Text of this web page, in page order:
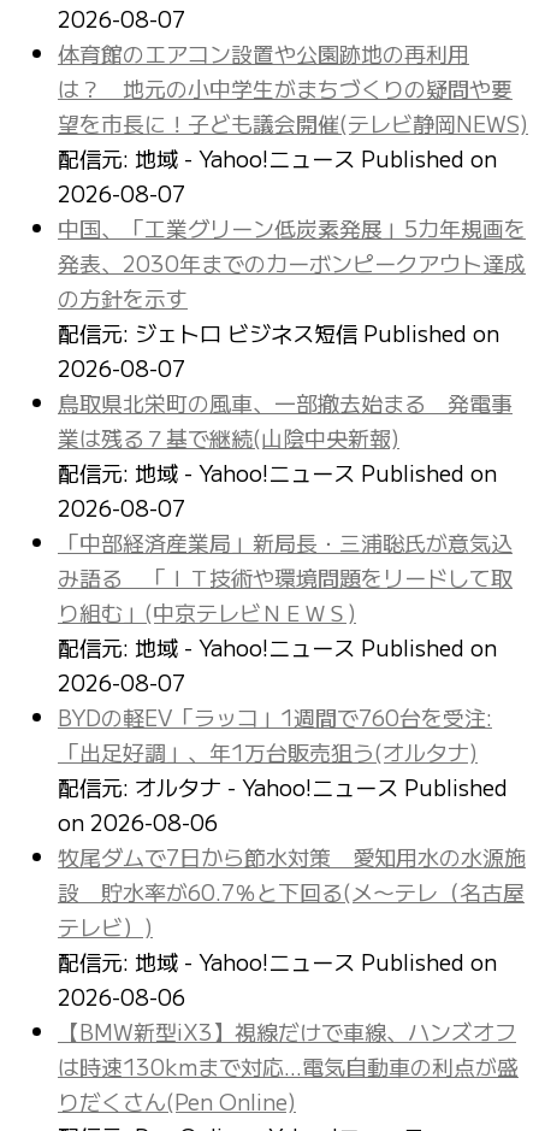
2026-08-07
体育館のエアコン設置や公園跡地の再利用
は？ 地元の小中学生がまちづくりの疑問や要
望を市長に！子ども議会開催(テレビ静岡NEWS)
配信元: 地域 - Yahoo!ニュース Published on
2026-08-07
中国、「工業グリーン低炭素発展」5カ年規画を
発表、2030年までのカーボンピークアウト達成
の方針を示す
配信元: ジェトロ ビジネス短信 Published on
2026-08-07
鳥取県北栄町の風車、一部撤去始まる 発電事
業は残る７基で継続(山陰中央新報)
配信元: 地域 - Yahoo!ニュース Published on
2026-08-07
「中部経済産業局」新局長・三浦聡氏が意気込
み語る 「ＩＴ技術や環境問題をリードして取
り組む」(中京テレビＮＥＷＳ)
配信元: 地域 - Yahoo!ニュース Published on
2026-08-07
BYDの軽EV「ラッコ」1週間で760台を受注:
「出足好調」、年1万台販売狙う(オルタナ)
配信元: オルタナ - Yahoo!ニュース Published
on 2026-08-06
牧尾ダムで7日から節水対策 愛知用水の水源施
設 貯水率が60.7％と下回る(メ〜テレ（名古屋
テレビ）)
配信元: 地域 - Yahoo!ニュース Published on
2026-08-06
【BMW新型iX3】視線だけで車線、ハンズオフ
は時速130kmまで対応…電気自動車の利点が盛
りだくさん(Pen Online)